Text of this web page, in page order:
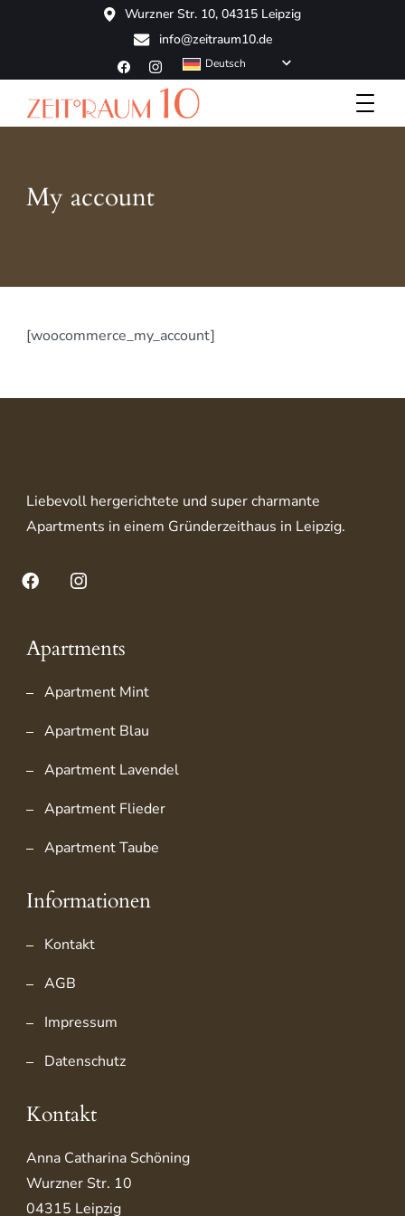
Wurzner Str. 10, 04315 Leipzig
info@zeitraum10.de
Deutsch
Die charmante Hotelalternative
My account
[woocommerce_my_account]
Liebevoll hergerichtete und super charmante
Apartments in einem Gründerzeithaus in Leipzig.
Facebook
Instagram
Apartments
Apartment Mint
Apartment Blau
Apartment Lavendel
Apartment Flieder
Apartment Taube
Informationen
Kontakt
AGB
Impressum
Datenschutz
Kontakt
Anna Catharina Schöning
Wurzner Str. 10
04315 Leipzig